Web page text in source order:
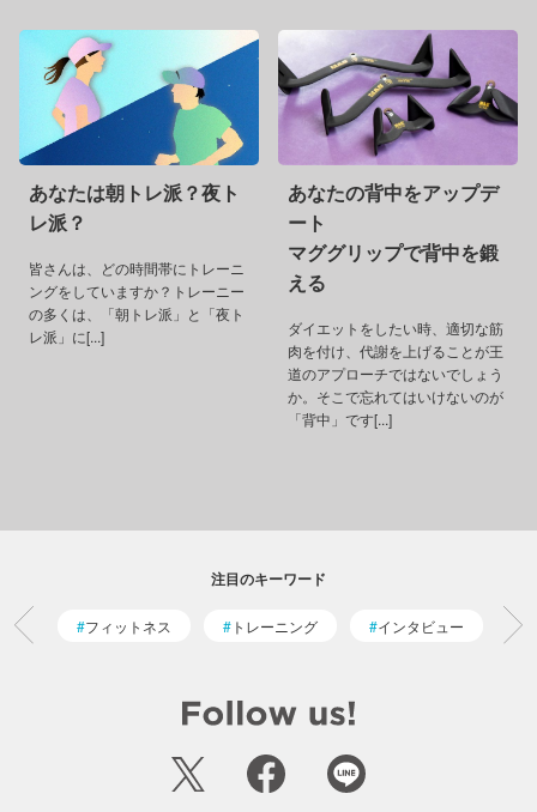
あなたは朝トレ派？夜ト
レ派？
皆さんは、どの時間帯にトレーニ
ングをしていますか？トレーニー
の多くは、「朝トレ派」と「夜ト
レ派」に[...]
あなたの背中をアップデ
ート
マググリップで背中を鍛
える
ダイエットをしたい時、適切な筋
肉を付け、代謝を上げることが王
道のアプローチではないでしょう
か。そこで忘れてはいけないのが
「背中」です[...]
注目のキーワード
フィットネス トレーニング インタビュー